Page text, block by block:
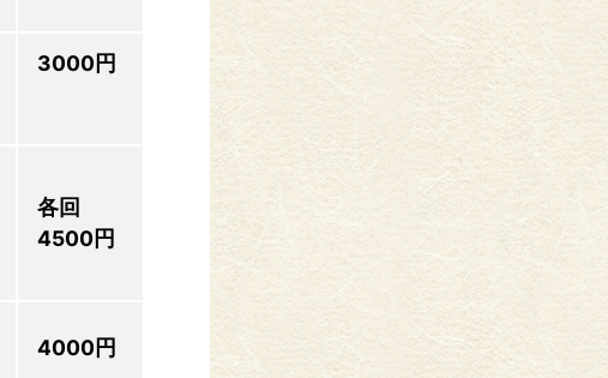
3000円
各回
4500円
4000円